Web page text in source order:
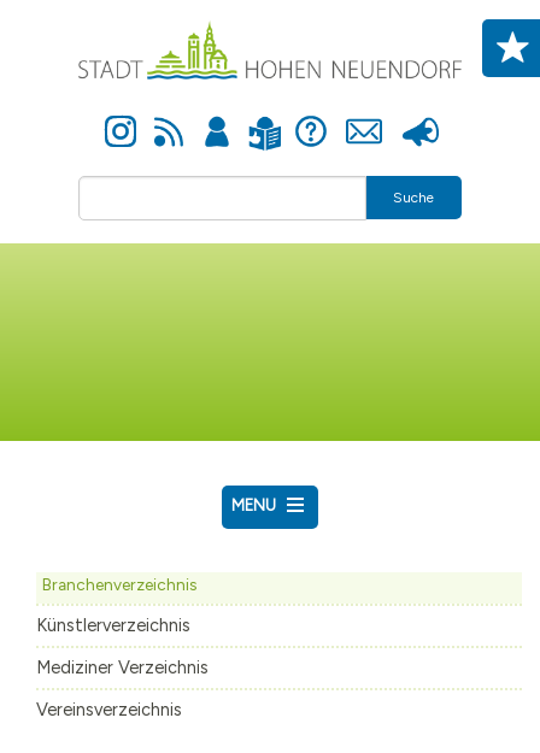
Instagram Newsfeed Anmelden Leichte Sprache Hilfe Kontakt Presse
Suche
MENU
RATHAUS & POLITIK
BÜRGERSERVICE
FAMILIE & BILDUNG
Branchenverzeichnis
Künstlerverzeichnis
Mediziner Verzeichnis
Vereinsverzeichnis